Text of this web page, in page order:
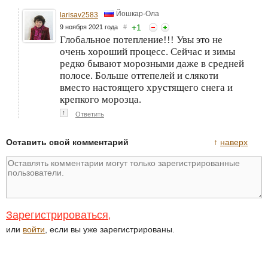
larisav2583 Йошкар-Ола
9 ноября 2021 года # +1
Глобальное потепление!!! Увы это не
очень хороший процесс. Сейчас и зимы
редко бывают морозными даже в средней
полосе. Больше оттепелей и слякоти
вместо настоящего хрустящего снега и
крепкого морозца.
↑ Ответить
↑ наверх
Оставить свой комментарий
Зарегистрироваться,
или войти , если вы уже зарегистрированы.